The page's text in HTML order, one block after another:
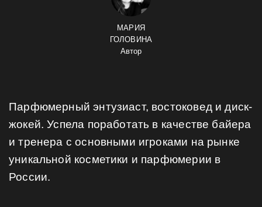
Парфюмерный энтузиаст, востоковед и диск-
жокей. Успела поработать в качестве байера
и тренера с основными игроками на рынке
уникальной косметики и парфюмерии в
России.
МАРИЯ
ГОЛОВИНА
Автор